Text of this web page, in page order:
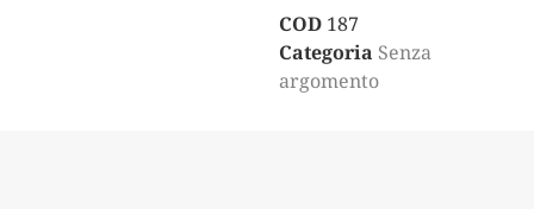
COD 187
Categoria Senza
argomento